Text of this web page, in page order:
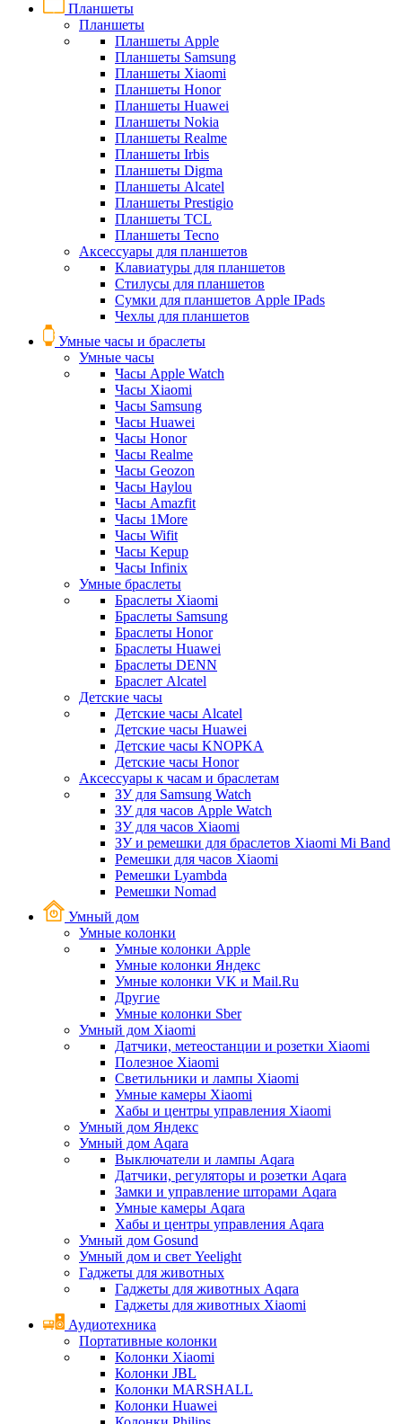
Планшеты
Планшеты
Планшеты Apple
Планшеты Samsung
Планшеты Xiaomi
Планшеты Honor
Планшеты Huawei
Планшеты Nokia
Планшеты Realme
Планшеты Irbis
Планшеты Digma
Планшеты Alcatel
Планшеты Prestigio
Планшеты TCL
Планшеты Tecno
Аксессуары для планшетов
Клавиатуры для планшетов
Стилусы для планшетов
Сумки для планшетов Apple IPads
Чехлы для планшетов
Умные часы и браслеты
Умные часы
Часы Apple Watch
Часы Xiaomi
Часы Samsung
Часы Huawei
Часы Honor
Часы Realme
Часы Geozon
Часы Haylou
Часы Amazfit
Часы 1More
Часы Wifit
Часы Kepup
Часы Infinix
Умные браслеты
Браслеты Xiaomi
Браслеты Samsung
Браслеты Honor
Браслеты Huawei
Браслеты DENN
Браслет Alcatel
Детские часы
Детские часы Alcatel
Детские часы Huawei
Детские часы KNOPKA
Детские часы Honor
Аксессуары к часам и браслетам
ЗУ для Samsung Watch
ЗУ для часов Apple Watch
ЗУ для часов Xiaomi
ЗУ и ремешки для браслетов Xiaomi Mi Band
Ремешки для часов Xiaomi
Ремешки Lyambda
Ремешки Nomad
Умный дом
Умные колонки
Умные колонки Apple
Умные колонки Яндекс
Умные колонки VK и Mail.Ru
Другие
Умные колонки Sber
Умный дом Xiaomi
Датчики, метеостанции и розетки Xiaomi
Полезное Xiaomi
Светильники и лампы Xiaomi
Умные камеры Xiaomi
Хабы и центры управления Xiaomi
Умный дом Яндекс
Умный дом Aqara
Выключатели и лампы Aqara
Датчики, регуляторы и розетки Aqara
Замки и управление шторами Aqara
Умные камеры Aqara
Хабы и центры управления Aqara
Умный дом Gosund
Умный дом и свет Yeelight
Гаджеты для животных
Гаджеты для животных Aqara
Гаджеты для животных Xiaomi
Аудиотехника
Портативные колонки
Колонки Xiaomi
Колонки JBL
Колонки MARSHALL
Колонки Huawei